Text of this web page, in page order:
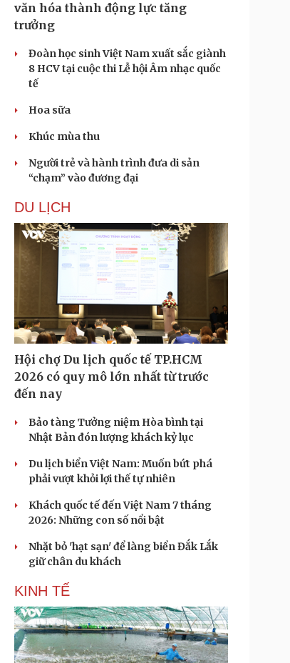
văn hóa thành động lực tăng
trưởng
Đoàn học sinh Việt Nam xuất sắc giành
8 HCV tại cuộc thi Lễ hội Âm nhạc quốc
tế
Hoa sữa
Khúc mùa thu
Người trẻ và hành trình đưa di sản
“chạm” vào đương đại
DU LỊCH
Hội chợ Du lịch quốc tế TP.HCM
2026 có quy mô lớn nhất từ trước
đến nay
Bảo tàng Tưởng niệm Hòa bình tại
Nhật Bản đón lượng khách kỷ lục
Du lịch biển Việt Nam: Muốn bứt phá
phải vượt khỏi lợi thế tự nhiên
Khách quốc tế đến Việt Nam 7 tháng
2026: Những con số nổi bật
Nhặt bỏ 'hạt sạn' để làng biển Đắk Lắk
giữ chân du khách
KINH TẾ